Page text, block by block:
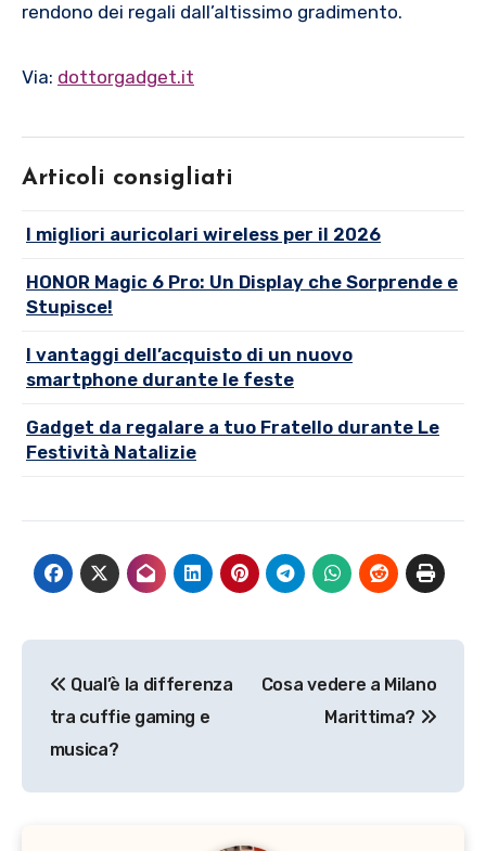
rendono dei regali dall’altissimo gradimento.
Via: dottorgadget.it
Articoli consigliati
I migliori auricolari wireless per il 2026
HONOR Magic 6 Pro: Un Display che Sorprende e
Stupisce!
I vantaggi dell’acquisto di un nuovo
smartphone durante le feste
Gadget da regalare a tuo Fratello durante Le
Festività Natalizie
articoli
Qual’è la differenza
tra cuffie gaming e
musica?
Cosa vedere a Milano
Marittima?